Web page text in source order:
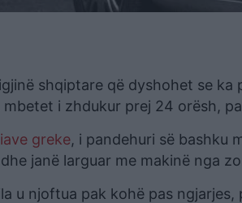
shqiptare që dyshohet se
mbetet i zhdukur prej 24 orësh,
greke, i pandehuri së bashku
janë larguar me makinë nga
u njoftua pak kohë pas